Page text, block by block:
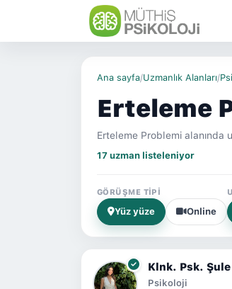
Ana sayfa/Uzmanlık Alanları/
Erteleme
Erteleme Problemi alanında
17 uzman listeleniyor
GÖRÜŞME TIPI
Yüz yüze Online
Klnk. Psk. Şule
Psikoloji